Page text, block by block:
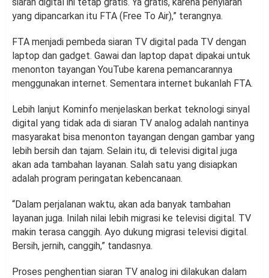
yang dipancarkan itu FTA (Free To Air),” terangnya.
FTA menjadi pembeda siaran TV digital pada TV dengan
laptop dan gadget. Gawai dan laptop dapat dipakai untuk
menonton tayangan YouTube karena pemancarannya
menggunakan internet. Sementara internet bukanlah FTA.
Lebih lanjut Kominfo menjelaskan berkat teknologi sinyal
digital yang tidak ada di siaran TV analog adalah nantinya
masyarakat bisa menonton tayangan dengan gambar yang
lebih bersih dan tajam. Selain itu, di televisi digital juga
akan ada tambahan layanan. Salah satu yang disiapkan
adalah program peringatan kebencanaan.
“Dalam perjalanan waktu, akan ada banyak tambahan
layanan juga. Inilah nilai lebih migrasi ke televisi digital. TV
makin terasa canggih. Ayo dukung migrasi televisi digital.
Bersih, jernih, canggih,” tandasnya.
Proses penghentian siaran TV analog ini dilakukan dalam